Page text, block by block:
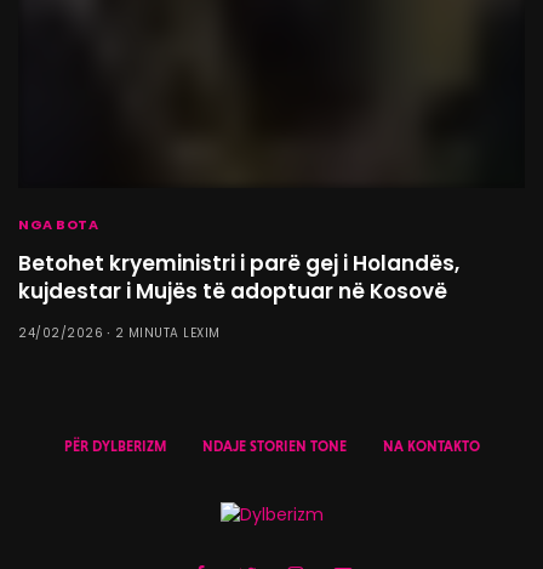
NGA BOTA
Betohet kryeministri i parë gej i Holandës,
kujdestar i Mujës të adoptuar në Kosovë
24/02/2026 2 MINUTA LEXIM
PËR DYLBERIZM NDAJE STORIEN TONE NA KONTAKTO